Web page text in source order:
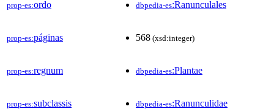
prop-es:ordo dbpedia-es:Ranunculales
prop-es:páginas 568 (xsd:integer)
prop-es:regnum dbpedia-es:Plantae
prop-es:subclassis dbpedia-es:Ranunculidae